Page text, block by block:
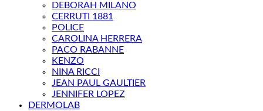
DEBORAH MILANO
CERRUTI 1881
POLICE
CAROLINA HERRERA
PACO RABANNE
KENZO
NINA RICCI
JEAN PAUL GAULTIER
JENNIFER LOPEZ
DERMOLAB